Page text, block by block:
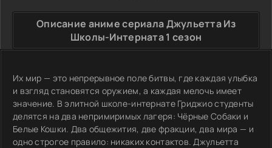
Описание аниме сериала Джульетта Из
Школы-Интерната 1 сезон
Их мир — это непрерывное поле битвы, где каждая улыбка
и взгляд становятся оружием, а каждая мелочь имеет
значение. В элитной школе-интернате Гриджио студенты
делятся на два непримиримых лагеря: Чёрные Собаки и
Белые Кошки. Два общежития, две фракции, два мира — и
одно строгое правило: никаких контактов. Джульетта